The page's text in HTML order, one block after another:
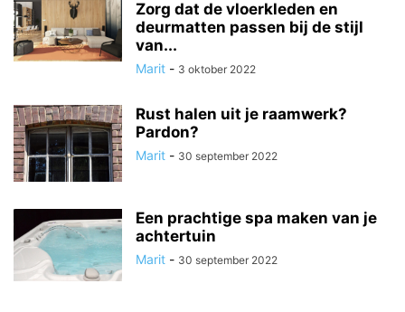
Zorg dat de vloerkleden en
deurmatten passen bij de stijl
van...
Marit - 3 oktober 2022
Rust halen uit je raamwerk?
Pardon?
Marit - 30 september 2022
Een prachtige spa maken van je
achtertuin
Marit - 30 september 2022